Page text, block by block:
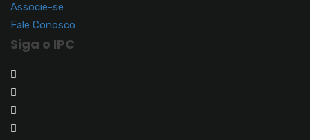
Associe-se
Fale Conosco
Siga o IPC